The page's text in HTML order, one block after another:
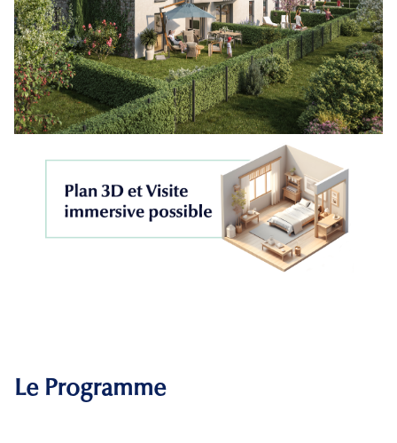
Le Programme